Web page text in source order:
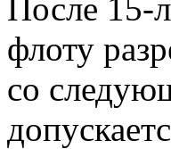
После 15-
флоту
со